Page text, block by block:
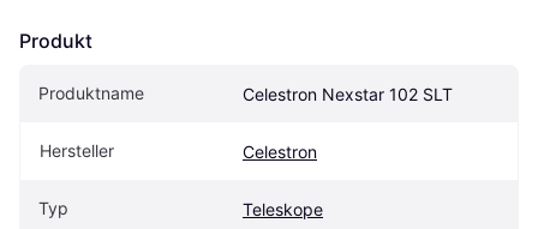
Produkt
Produktname Celestron Nexstar 102 SLT
Hersteller Celestron
Typ Teleskope